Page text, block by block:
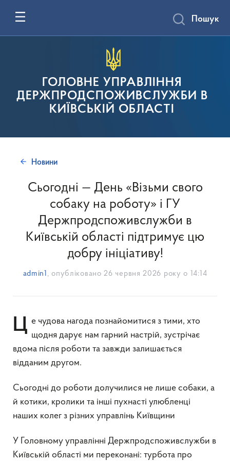
ГОЛОВНЕ УПРАВЛІННЯ
ДЕРЖПРОДСПОЖИВСЛУЖБИ В
КИЇВСЬКІЙ ОБЛАСТІ
Пошук
Новини
Сьогодні — День «Візьми свого
собаку на роботу» і ГУ
Держпродспоживслужби в
Київській області підтримує цю
добру ініціативу!
admin1 , опубліковано 26 червня 2026 року о 14:14
Це чудова нагода познайомитися з тими, хто щодня дарує нам гарний настрій, зустрічає
вдома після роботи та завжди залишається
відданим другом.
Сьогодні до роботи долучилися не лише собаки, а
й котики, кролики та інші пухнасті улюбленці
наших колег з різних управлінь Київщини
У Головному управлінні Держпродспоживслужби в
Київській області ми переконані: турбота про